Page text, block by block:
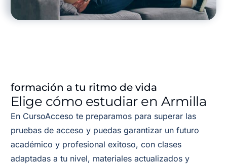
formación a tu ritmo de vida
Elige cómo estudiar en Armilla
En CursoAcceso te preparamos para superar las
pruebas de acceso y puedas garantizar un futuro
académico y profesional exitoso, con clases
adaptadas a tu nivel, materiales actualizados y